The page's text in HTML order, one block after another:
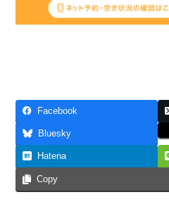
Facebook
Bluesky
Hatena
Copy